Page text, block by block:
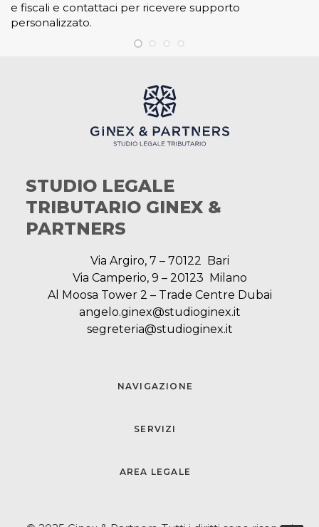
e fiscali e contattaci per ricevere supporto
personalizzato.
STUDIO LEGALE
TRIBUTARIO GINEX &
PARTNERS
Via Argiro, 7 – 70122 Bari
Via Camperio, 9 – 20123 Milano
Al Moosa Tower 2 – Trade Centre Dubai
angelo.ginex@studioginex.it
segreteria@studioginex.it
NAVIGAZIONE
SERVIZI
AREA LEGALE